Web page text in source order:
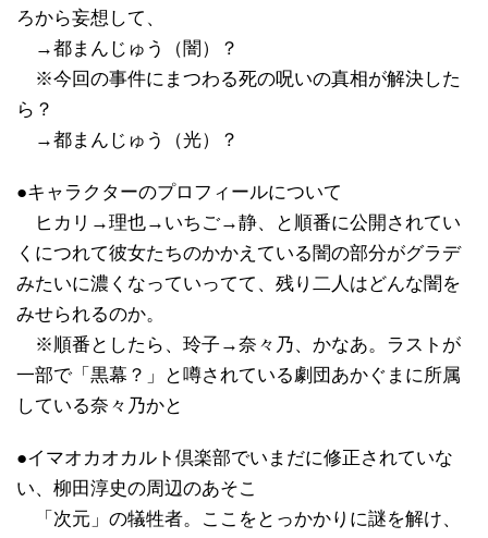
ろから妄想して、
→都まんじゅう（闇）？
※今回の事件にまつわる死の呪いの真相が解決した
ら？
→都まんじゅう（光）？
●キャラクターのプロフィールについて
ヒカリ→理也→いちご→静、と順番に公開されてい
くにつれて彼女たちのかかえている闇の部分がグラデ
みたいに濃くなっていってて、残り二人はどんな闇を
みせられるのか。
※順番としたら、玲子→奈々乃、かなあ。ラストが
一部で「黒幕？」と噂されている劇団あかぐまに所属
している奈々乃かと
●イマオカオカルト倶楽部でいまだに修正されていな
い、柳田淳史の周辺のあそこ
「次元」の犠牲者。ここをとっかかりに謎を解け、